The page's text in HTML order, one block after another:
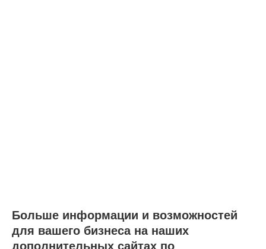
Больше информации и возможностей
для вашего бизнеса на наших
дополнительных сайтах по